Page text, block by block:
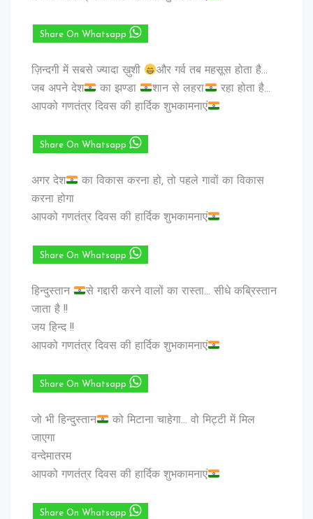
Share On Whatsapp
ज़िन्दगी में सबसे ज्यादा ख़ुशी
और गर्व तब महसूस होता है…
जब अपने देश
का झण्डा शान से लहरा
रहा होता है…
आपको गणतंत्र दिवस की हार्दिक शुभकामनाएं
Share On Whatsapp
अगर देश
का विकास करना हो, तो पहले गावों का विकास
करना होगा
आपको गणतंत्र दिवस की हार्दिक शुभकामनाएं
Share On Whatsapp
हिन्दुस्तान
से गद्दारी करने वालों का रास्ता… सीधे कब्रिस्तान
जाता है !!
जय हिन्द !!
आपको गणतंत्र दिवस की हार्दिक शुभकामनाएं
Share On Whatsapp
जो भी हिन्दुस्तान
को मिटाना चाहेगा… वो मिट्टी में मिल
जाएगा
वन्देमातरम
आपको गणतंत्र दिवस की हार्दिक शुभकामनाएं
Share On Whatsapp